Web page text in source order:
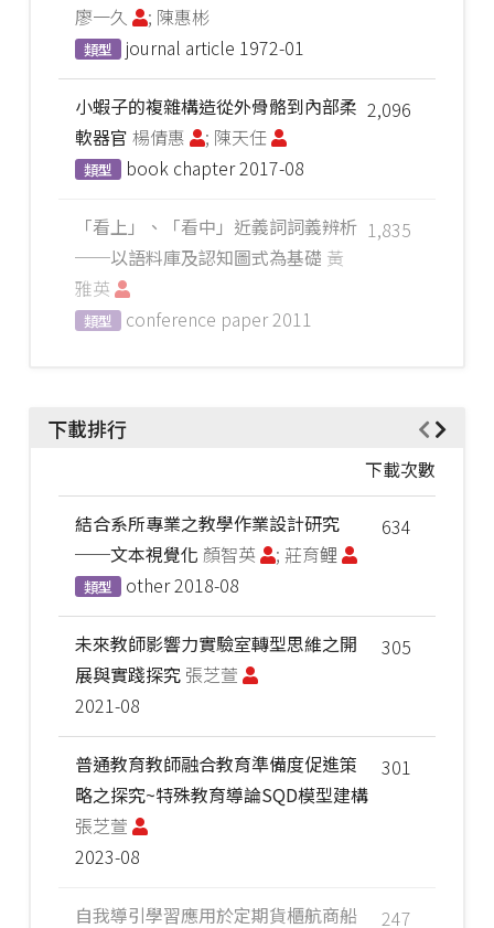
廖一久
; 陳惠彬
類型 journal article 1972-01
2,096
小蝦子的複雜構造從外骨骼到內部柔
軟器官 楊倩惠 ; 陳天任
類型 book chapter2017-08
1,835
「看上」、「看中」近義詞詞義辨析
──以語料庫及認知圖式為基礎 黃
雅英
類型 conference paper2011
下載排行
下載次數
634
結合系所專業之教學作業設計研究
──文本視覺化 顏智英 ; 莊育鲤
類型 other2018-08
305
未來教師影響力實驗室轉型思維之開
展與實踐探究 張芝萱
2021-08
301
普通教育教師融合教育準備度促進策
略之探究~特殊教育導論SQD模型建構
張芝萱
2023-08
247
自我導引學習應用於定期貨櫃航商船